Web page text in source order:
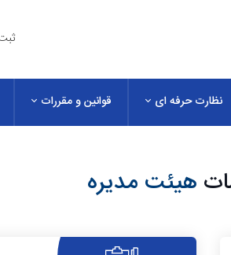
نظارت حرفه ای قوانین و مقررات
هیئت مدیره